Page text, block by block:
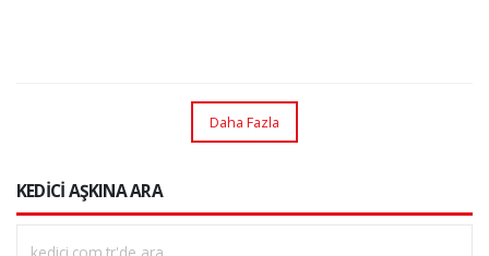
Daha Fazla
KEDİCİ AŞKINA ARA